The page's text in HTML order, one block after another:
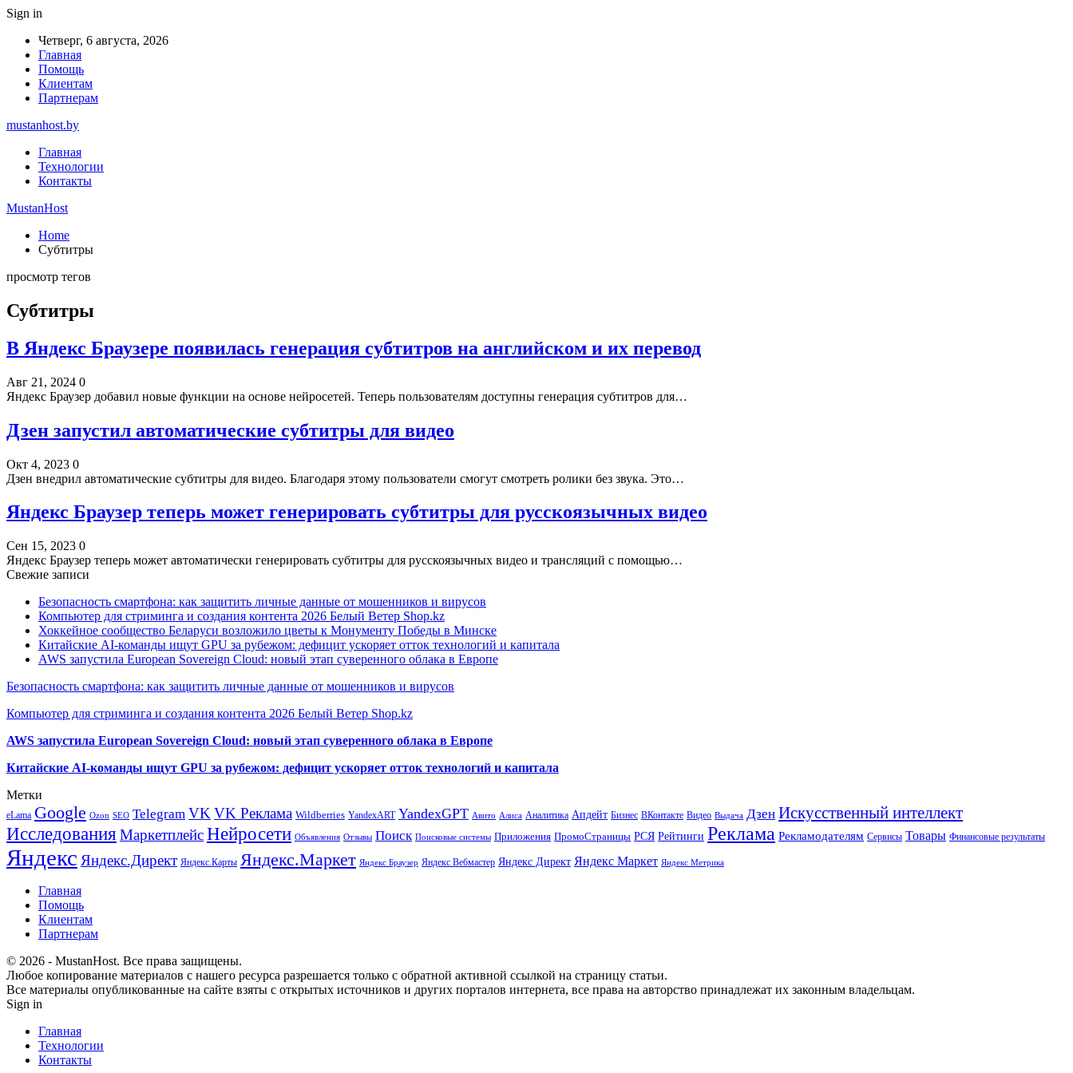
Sign in
Четверг, 6 августа, 2026
Главная
Помощь
Клиентам
Партнерам
mustanhost.by
Главная
Технологии
Контакты
MustanHost
Home
Субтитры
просмотр тегов
Субтитры
В Яндекс Браузере появилась генерация субтитров на английском и их перевод
Авг 21, 2024 0
Яндекс Браузер добавил новые функции на основе нейросетей. Теперь пользователям доступны генерация субтитров для…
Дзен запустил автоматические субтитры для видео
Окт 4, 2023 0
Дзен внедрил автоматические субтитры для видео. Благодаря этому пользователи смогут смотреть ролики без звука. Это…
Яндекс Браузер теперь может генерировать субтитры для русскоязычных видео
Сен 15, 2023 0
Яндекс Браузер теперь может автоматически генерировать субтитры для русскоязычных видео и трансляций с помощью…
Свежие записи
Безопасность смартфона: как защитить личные данные от мошенников и вирусов
Компьютер для стриминга и создания контента 2026 Белый Ветер Shop.kz
Хоккейное сообщество Беларуси возложило цветы к Монументу Победы в Минске
Китайские AI-команды ищут GPU за рубежом: дефицит ускоряет отток технологий и капитала
AWS запустила European Sovereign Cloud: новый этап суверенного облака в Европе
Безопасность смартфона: как защитить личные данные от мошенников и вирусов
Компьютер для стриминга и создания контента 2026 Белый Ветер Shop.kz
AWS запустила European Sovereign Cloud: новый этап суверенного облака в Европе
Китайские AI-команды ищут GPU за рубежом: дефицит ускоряет отток технологий и капитала
Метки
eLama Google Ozon SEO Telegram VKVK Реклама Wildberries YandexART YandexGPT Авито Алиса Аналитика Апдейт Бизнес ВКонтакте Видео Выдача Дзен Искусственный интеллект
Исследования МаркетплейсНейросети Объявления Отзывы Поиск Поисковые системы Приложения ПромоСтраницы РСЯ Рейтинги Реклама Рекламодателям Сервисы Товары Финансовые результаты
Яндекс Яндекс.Директ Яндекс.Карты Яндекс.Маркет Яндекс Браузер Яндекс Вебмастер Яндекс Директ Яндекс Маркет Яндекс Метрика
Главная
Помощь
Клиентам
Партнерам
© 2026 - MustanHost. Все права защищены.
Любое копирование материалов с нашего ресурса разрешается только с обратной активной ссылкой на страницу статьи.
Все материалы опубликованные на сайте взяты с открытых источников и других порталов интернета, все права на авторство принадлежат их законным владельцам.
Sign in
Главная
Технологии
Контакты